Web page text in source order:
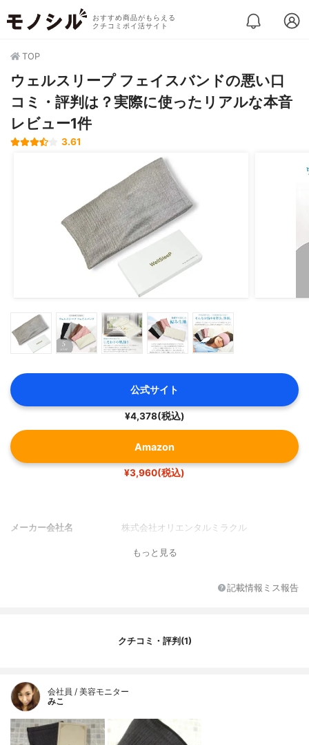
おすすめ商品がもらえる
クチコミポイ活サイト
TOP
ウェルスリープ フェイスバンドの悪い口
コミ・評判は？実際に使ったリアルな本音
レビュー1件
3.61
公式サイト
¥4,378(税込)
Amazon
¥3,960(税込)
メーカー会社名 株式会社オリエンタルミラクル
もっと見る
記載情報ミス報告
クチコミ・評判(1)
会社員 / 美容モニター
みこ